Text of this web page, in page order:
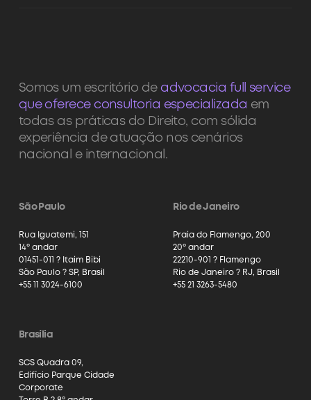
Somos um escritório de advocacia full service
que oferece consultoria especializada em
todas as práticas do Direito, com sólida
experiência de atuação nos cenários
nacional e internacional.
São Paulo
Rua Iguatemi, 151
14º andar
01451-011 ? Itaim Bibi
São Paulo ? SP, Brasil
+55 11 3024-6100
Rio de Janeiro
Praia do Flamengo, 200
20º andar
22210-901 ? Flamengo
Rio de Janeiro ? RJ, Brasil
+55 21 3263-5480
Brasília
SCS Quadra 09,
Edifício Parque Cidade
Corporate